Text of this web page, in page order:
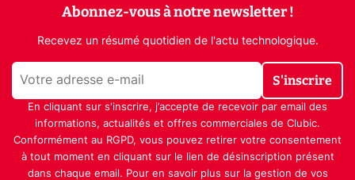
Abonnez-vous à notre newsletter !
Recevez un résumé quotidien de l'actu technologique.
S'inscrire
En cliquant sur s'inscrire, j’accepte de recevoir par email des
informations, actualités et offres commerciales de Clubic.
Conformément au RGPD, vous pouvez retirer votre consentement
à tout moment en cliquant sur le lien de désinscription présent
dans chaque email. Pour en savoir plus sur la gestion de vos